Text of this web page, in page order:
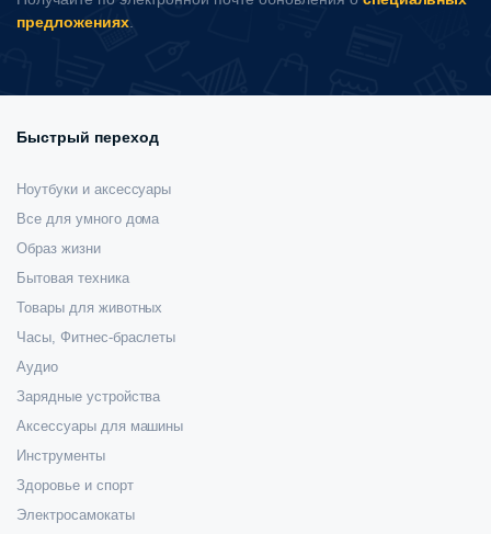
предложениях.
Быстрый переход
Ноутбуки и аксессуары
Все для умного дома
Образ жизни
Бытовая техника
Товары для животных
Часы, Фитнес-браслеты
Аудио
Зарядные устройства
Аксессуары для машины
Инструменты
Здоровье и спорт
Электросамокаты